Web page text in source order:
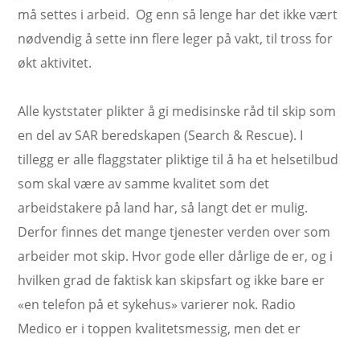
må settes i arbeid. Og enn så lenge har det ikke vært
nødvendig å sette inn flere leger på vakt, til tross for
økt aktivitet.
Alle kyststater plikter å gi medisinske råd til skip som
en del av SAR beredskapen (Search & Rescue). I
tillegg er alle flaggstater pliktige til å ha et helsetilbud
som skal være av samme kvalitet som det
arbeidstakere på land har, så langt det er mulig.
Derfor finnes det mange tjenester verden over som
arbeider mot skip. Hvor gode eller dårlige de er, og i
hvilken grad de faktisk kan skipsfart og ikke bare er
«en telefon på et sykehus» varierer nok. Radio
Medico er i toppen kvalitetsmessig, men det er